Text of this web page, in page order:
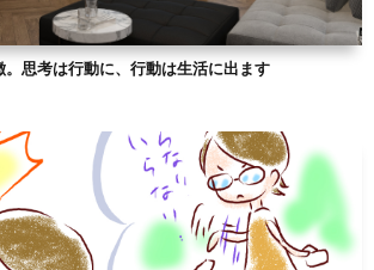
思考は行動に、行動は生活に出ます